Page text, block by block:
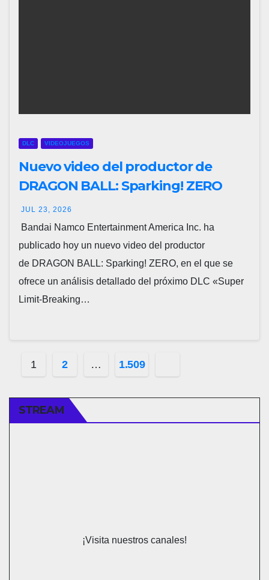
DLC VIDEOJUEGOS
Nuevo video del productor de
DRAGON BALL: Sparking! ZERO
detalla el Super Limit-Breaking
NEO DLC
JUL 23, 2026
Bandai Namco Entertainment America Inc. ha
publicado hoy un nuevo video del productor
de DRAGON BALL: Sparking! ZERO, en el que se
ofrece un análisis detallado del próximo DLC «Super
Limit-Breaking…
Navegación
entradas
1 2 … 1.509
STREAM
¡Visita nuestros canales!